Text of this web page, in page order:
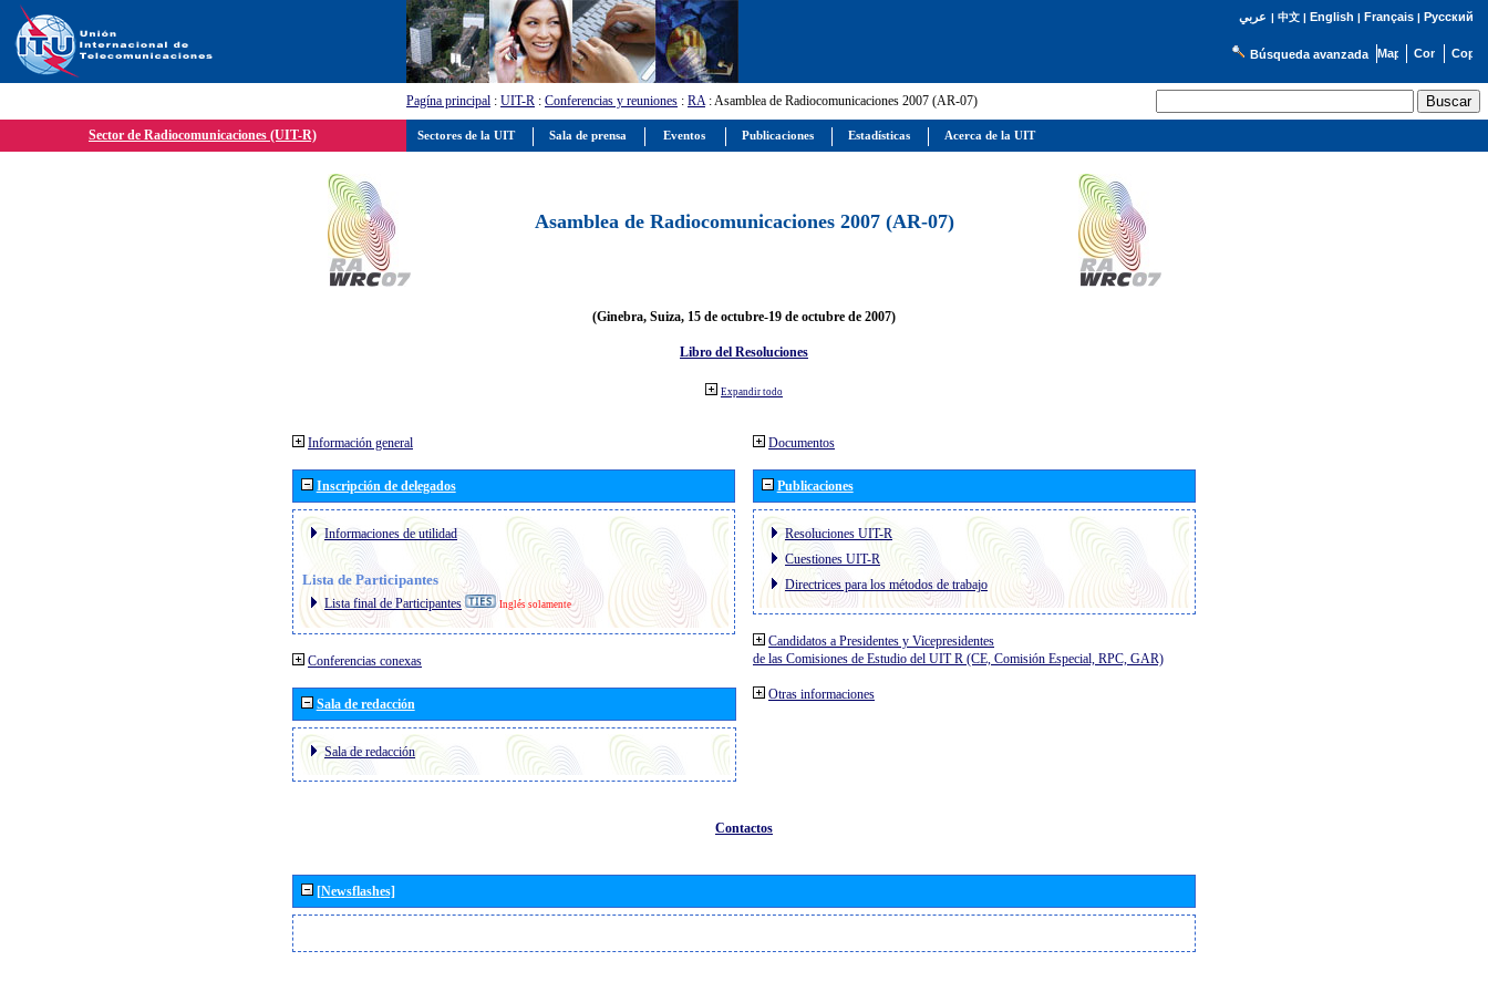
عربي | 中文| English | Français| Русский
Búsqueda avanzada
Pagína principal : UIT-R : Conferencias y reuniones : RA: Asamblea de Radiocomunicaciones 2007 (AR-07)
Sector de Radiocomunicaciones (UIT-R)
Asamblea de Radiocomunicaciones 2007 (AR-07)
(Ginebra, Suiza, 15 de octubre-19 de octubre de 2007)
Libro del Resoluciones
Expandir todo
Información general
Inscripción de delegados
Informaciones de utilidad
Lista de Participantes
Lista final de Participantes Inglés solamente
Conferencias conexas
Sala de redacción
Sala de redacción
Documentos
Publicaciones
Resoluciones UIT-R
Cuestiones UIT-R
Directrices para los métodos de trabajo
Candidatos a Presidentes y Vicepresidentes
de las Comisiones de Estudio del UIT R (CE, Comisión Especial, RPC, GAR)
Otras informaciones
Contactos
[Newsflashes]
Sectores de la UIT Sala de prensa Eventos Publicaciones Estadísticas Acerca de la UIT